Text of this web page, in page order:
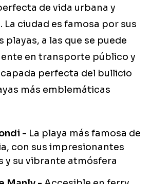
de vida urbana y
La ciudad es famosa por sus
playas, a las que se puede
en transporte público y
perfecta del bullicio
más emblemáticas
- La playa más famosa de
con sus impresionantes
y su vibrante atmósfera